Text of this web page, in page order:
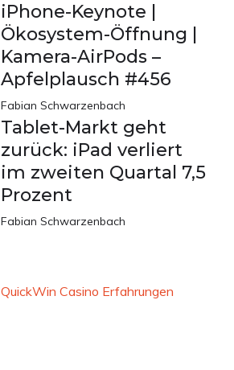
iPhone-Keynote |
Ökosystem-Öffnung |
Kamera-AirPods –
Apfelplausch #456
Fabian Schwarzenbach
Tablet-Markt geht
zurück: iPad verliert
im zweiten Quartal 7,5
Prozent
Fabian Schwarzenbach
QuickWin Casino Erfahrungen